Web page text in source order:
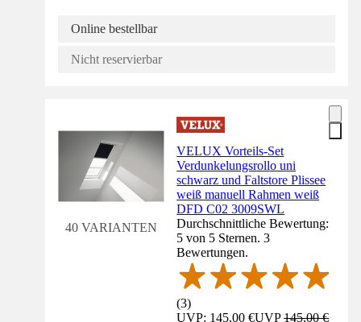
Online bestellbar
Nicht reservierbar
40 VARIANTEN
VELUX Vorteils-Set
Verdunkelungsrollo uni
schwarz und Faltstore Plissee
weiß manuell Rahmen weiß
DFD C02 3009SWL
Durchschnittliche Bewertung:
5 von 5 Sternen. 3
Bewertungen.
(3)
UVP: 145,00 €UVP145,00 €